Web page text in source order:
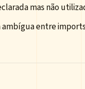
mas não
ambígua entre